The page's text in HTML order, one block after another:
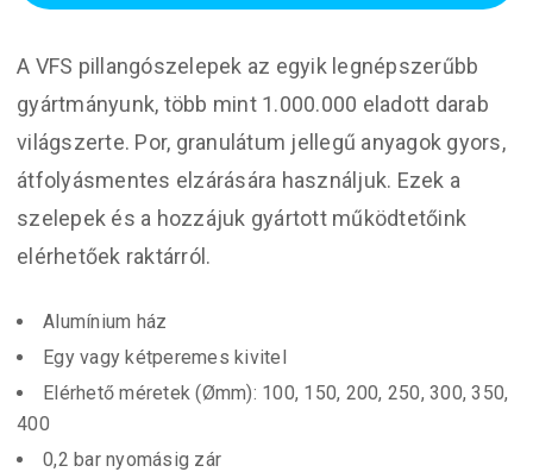
A VFS pillangószelepek az egyik legnépszerűbb
gyártmányunk, több mint 1.000.000 eladott darab
világszerte. Por, granulátum jellegű anyagok gyors,
átfolyásmentes elzárására használjuk. Ezek a
szelepek és a hozzájuk gyártott működtetőink
elérhetőek raktárról.
Alumínium ház
Egy vagy kétperemes kivitel
Elérhető méretek (Ømm): 100, 150, 200, 250, 300, 350,
400
0,2 bar nyomásig zár